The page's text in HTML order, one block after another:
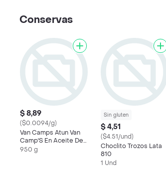
Conservas
$ 8,89
($0.0094/g)
Van Camps Atun Van
Camp'S En Aceite De
Girasol
950 g
Sin gluten
$ 4,51
($4.51/und)
Choclito Trozos Lata
810
1 Und